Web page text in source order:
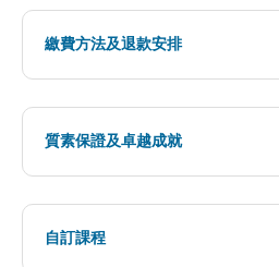
繳費方法及退款安排
質素保證及卓越成就
自訂課程